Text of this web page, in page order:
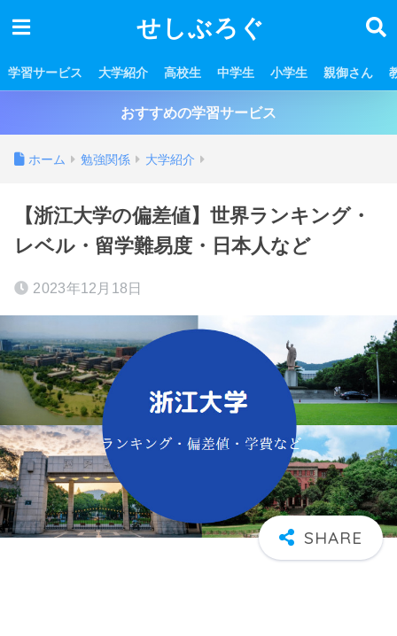
せしぶろぐ
学習サービス 大学紹介 高校生 中学生 小学生 親御さん
おすすめの学習サービス
ホーム 勉強関係 大学紹介
【浙江大学の偏差値】世界ランキング・
レベル・留学難易度・日本人など
2023年12月18日